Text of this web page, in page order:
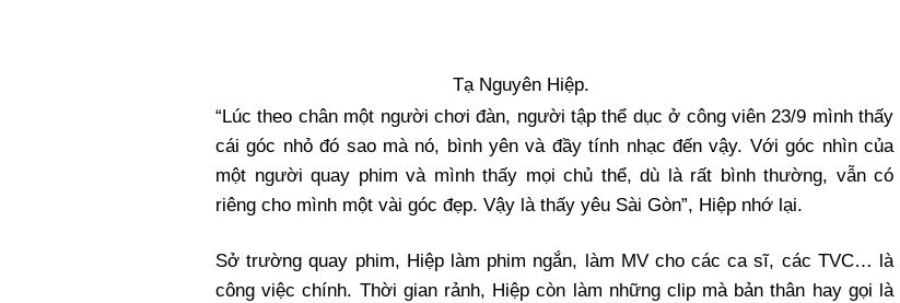
Tạ Nguyên Hiệp.
“Lúc theo chân một người chơi đàn, người tập thể dục ở công viên 23/9 mình thấy
cái góc nhỏ đó sao mà nó, bình yên và đầy tính nhạc đến vậy. Với góc nhìn của
một người quay phim và mình thấy mọi chủ thể, dù là rất bình thường, vẫn có
riêng cho mình một vài góc đẹp. Vậy là thấy yêu Sài Gòn”, Hiệp nhớ lại.
Sở trường quay phim, Hiệp làm phim ngắn, làm MV cho các ca sĩ, các TVC… là
công việc chính. Thời gian rảnh, Hiệp còn làm những clip mà bản thân hay gọi là